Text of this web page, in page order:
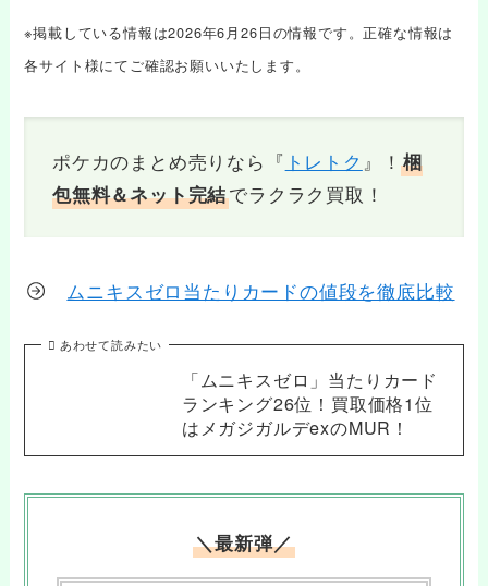
※掲載している情報は2026年6月26日の情報です。正確な情報は
各サイト様にてご確認お願いいたします。
ポケカのまとめ売りなら『 トレトク 』！梱
包無料＆ネット完結でラクラク買取！
ムニキスゼロ当たりカードの値段を徹底比較
あわせて読みたい
「ムニキスゼロ」当たりカード
ランキング26位！買取価格1位
はメガジガルデexのMUR！
＼最新弾／